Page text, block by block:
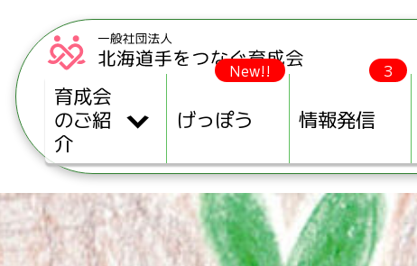
育成会
のご紹
介
New!!
げっぽう
3
情報発信